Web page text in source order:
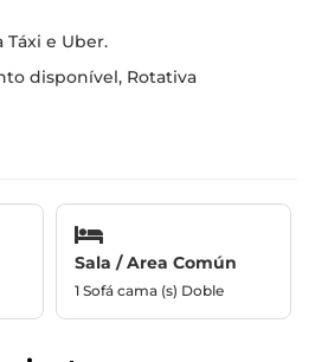
Táxi e Uber.
disponível, Rotativa
Sala / Area Común
1 Sofá cama (s) Doble